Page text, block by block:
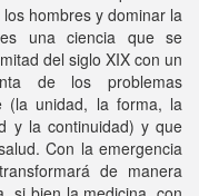
hombres y dominar la
una ciencia que se
del siglo XIX con un
de los problemas
(la unidad, la forma, la
y la continuidad) y que
Con la emergencia
de manera